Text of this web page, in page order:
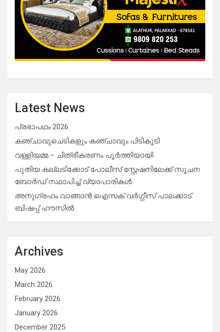
Latest News
പ്രഭാപഥം 2026
കഞ്ചാവുചെടികളും കഞ്ചാവും പിടികൂടി
വള്ളിയമ്മ – ചിത്രീകരണം പൂർത്തിയായി
പുതിയ കല്ലടിക്കോട് പോലീസ് സ്റ്റേഷനിലേക്ക് സൂചന
ബോർഡ് സ്ഥാപിച്ച് വ്യാപാരികൾ
അനുഗ്രഹം വാങ്ങാൻ ഐസക് വര്‍ഗ്ഗീസ് പാലക്കാട്
ബിഷപ്പ് ഹൗസില്‍
Archives
May 2026
March 2026
February 2026
January 2026
December 2025